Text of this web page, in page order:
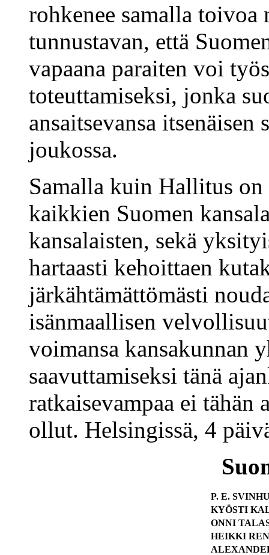
rohkenee samalla toivoa
tunnustavan, että
vapaana paraiten voi
toteuttamiseksi, jonka
ansaitsevansa
joukossa.
Samalla kuin Hallitus on
kaikkien Suomen
kansalaisten, sekä
hartaasti kehoittaen
järkähtämättömästi
isänmaallisen
voimansa kansakunnan
saavuttamiseksi tänä
ratkaisevampaa ei tähän
ollut. Helsingissä, 4
P. E.
KYÖSTI
ONNI
HEIKKI